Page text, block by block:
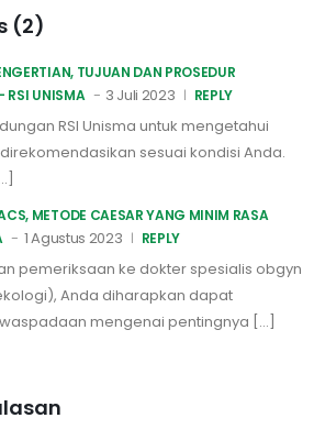
(2)
TUJUAN DAN PROSEDUR
RSI UNISMA
3 Juli 2023 REPLY
RSI Unisma untuk mengetahui
sesuai kondisi Anda.
METODE CAESAR YANG MINIM RASA
1 Agustus 2023 REPLY
pemeriksaan ke dokter spesialis obgyn
Anda diharapkan dapat
mengenai pentingnya […]